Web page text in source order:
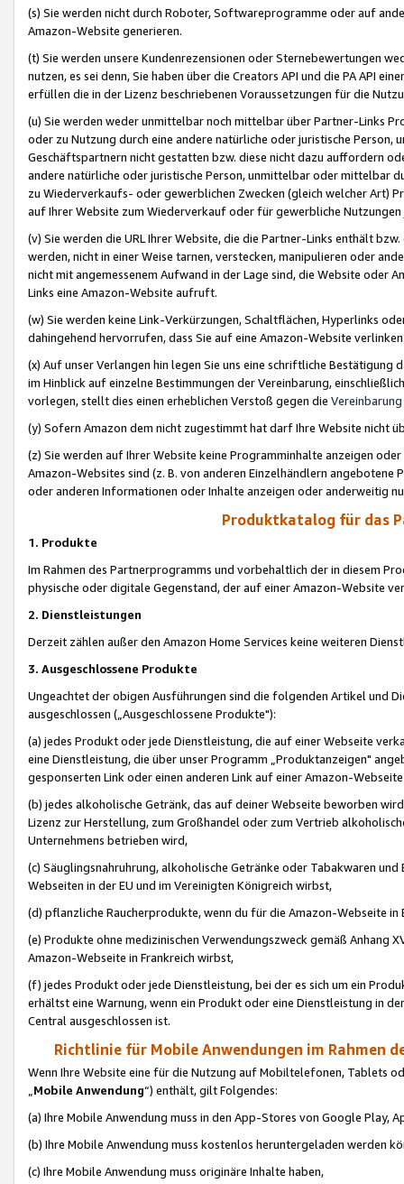
(s) Sie werden nicht durch Roboter, Softwareprogramme oder auf
Amazon-Website generieren.
(t) Sie werden unsere Kundenrezensionen oder Sternebewertungen
nutzen, es sei denn, Sie haben über die Creators API und die PA API
erfüllen die in der Lizenz beschriebenen Voraussetzungen für die
(u) Sie werden weder unmittelbar noch mittelbar über Partner-Links
oder zu Nutzung durch eine andere natürliche oder juristische
Geschäftspartnern nicht gestatten bzw. diese nicht dazu auffordern
andere natürliche oder juristische Person, unmittelbar oder mittelbar
zu Wiederverkaufs- oder gewerblichen Zwecken (gleich welcher Art)
auf Ihrer Website zum Wiederverkauf oder für gewerbliche
(v) Sie werden die URL Ihrer Website, die die Partner-Links enthält
werden, nicht in einer Weise tarnen, verstecken, manipulieren oder
nicht mit angemessenem Aufwand in der Lage sind, die Website oder
Links eine Amazon-Website aufruft.
(w) Sie werden keine Link-Verkürzungen, Schaltflächen, Hyperlinks
dahingehend hervorrufen, dass Sie auf eine Amazon-Website
(x) Auf unser Verlangen hin legen Sie uns eine schriftliche
im Hinblick auf einzelne Bestimmungen der Vereinbarung,
vorlegen, stellt dies einen erheblichen Verstoß gegen die Vereinbarung
(y) Sofern Amazon dem nicht zugestimmt hat darf Ihre Website nicht
(z) Sie werden auf Ihrer Website keine Programminhalte anzeigen
Amazon-Websites sind (z. B. von anderen Einzelhändlern
oder anderen Informationen oder Inhalte anzeigen oder anderweitig
Produktkatalog für das
1. Produkte
Im Rahmen des Partnerprogramms und vorbehaltlich der in diesem
physische oder digitale Gegenstand, der auf einer Amazon-Website
2. Dienstleistungen
Derzeit zählen außer den Amazon Home Services keine weiteren
3. Ausgeschlossene Produkte
Ungeachtet der obigen Ausführungen sind die folgenden Artikel und
ausgeschlossen („Ausgeschlossene Produkte"):
(a) jedes Produkt oder jede Dienstleistung, die auf einer Webseite
eine Dienstleistung, die über unser Programm „Produktanzeigen"
gesponserten Link oder einen anderen Link auf einer Amazon-
(b) jedes alkoholische Getränk, das auf deiner Webseite beworben
Lizenz zur Herstellung, zum Großhandel oder zum Vertrieb
Unternehmens betrieben wird,
(c) Säuglingsnahruhrung, alkoholische Getränke oder Tabakwaren
Webseiten in der EU und im Vereinigten Königreich wirbst,
(d) pflanzliche Raucherprodukte, wenn du für die Amazon-Webseite in
(e) Produkte ohne medizinischen Verwendungszweck gemäß Anhang
Amazon-Webseite in Frankreich wirbst,
(f) jedes Produkt oder jede Dienstleistung, bei der es sich um ein
erhältst eine Warnung, wenn ein Produkt oder eine Dienstleistung in
Central ausgeschlossen ist.
Richtlinie für Mobile Anwendungen im Rahmen
Wenn Ihre Website eine für die Nutzung auf Mobiltelefonen, Tablets
„Mobile Anwendung“) enthält, gilt Folgendes:
(a) Ihre Mobile Anwendung muss in den App-Stores von Google Play,
(b) Ihre Mobile Anwendung muss kostenlos heruntergeladen werden
(c) Ihre Mobile Anwendung muss originäre Inhalte haben,